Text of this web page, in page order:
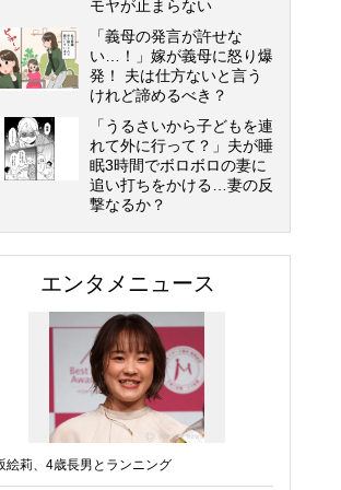
モヤが止まらない
「義母の発言が許せな
い…！」嫁が義母に怒り爆
発！ 夫は仕方ないと言う
けれど諦めるべき？
「うるさいから子どもを連
れて外に行って？」夫が睡
眠3時間でボロボロの妻に
追い打ちをかける…妻の反
撃なるか？
エンタメニュース
絵莉、4歳長男とランニング